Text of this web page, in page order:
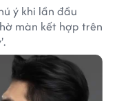
ý khi lần đầu
màn kết hợp trên